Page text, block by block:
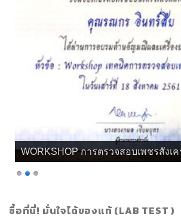
WORKSHOP การตรวจสอบเพชรสังเ
ซื้อที่นี่! มั่นใจได้ของแท้ (LAB TEST )